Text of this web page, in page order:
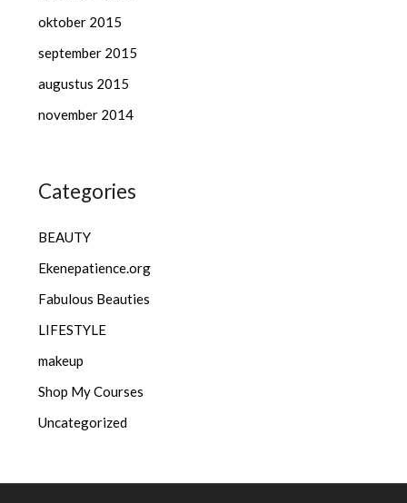
oktober 2015
september 2015
augustus 2015
november 2014
Categories
BEAUTY
Ekenepatience.org
Fabulous Beauties
LIFESTYLE
makeup
Shop My Courses
Uncategorized